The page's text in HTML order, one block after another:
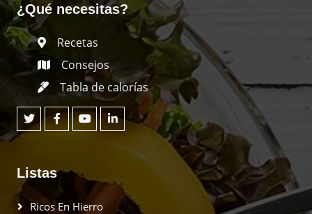
¿Qué necesitas?
Recetas
Consejos
Tabla de calorías
Listas
Ricos En Hierro